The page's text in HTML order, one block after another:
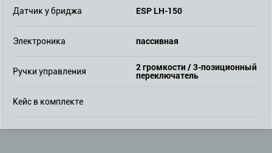
Датчик у бриджа ESP LH-150
Электроника пассивная
Ручки управления 2 громкости / 3-позиционный
переключатель
Кейс в комплекте